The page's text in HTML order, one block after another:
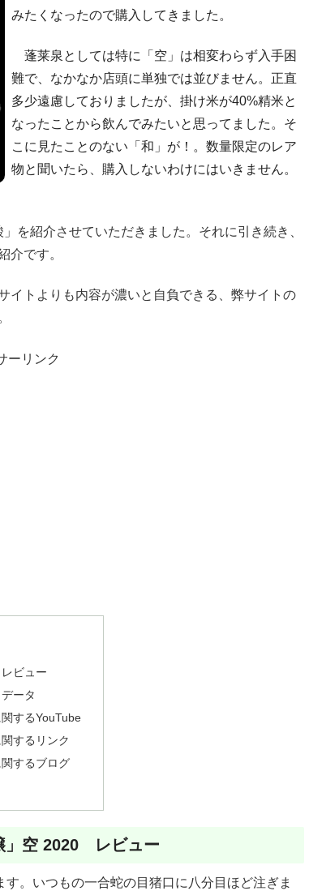
みたくなったので購入してきました。
蓬莱泉としては特に「空」は相変わらず入手困
難で、なかなか店頭に単独では並びません。正直
多少遠慮しておりましたが、掛け米が40%精米と
なったことから飲んでみたいと思ってました。そ
こに見たことのない「和」が！。数量限定のレア
物と聞いたら、購入しないわけにはいきません。
を紹介させていただきました。それに引き続き、
介です。
トよりも内容が濃いと自負できる、弊サイトの
ーリンク
ビュー
ータ
するYouTube
するリンク
するブログ
」空 2020 レビュー
。いつもの一合蛇の目猪口に八分目ほど注ぎま